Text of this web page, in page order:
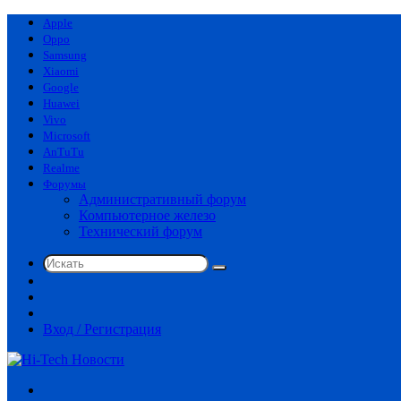
Apple
Oppo
Samsung
Xiaomi
Google
Huawei
Vivo
Microsoft
AnTuTu
Realme
Форумы
Административный форум
Компьютерное железо
Технический форум
Искать
статья
Вход / Регистрация